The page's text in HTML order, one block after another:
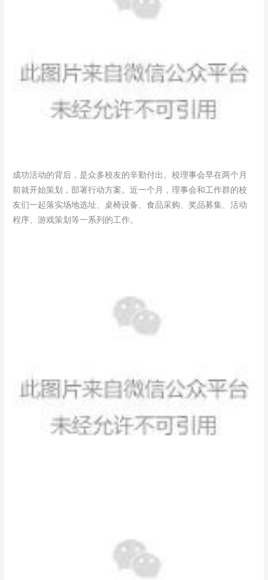
成功活动的背后，是众多校友的辛勤付出。校理事会早在两个月
前就开始策划，部署行动方案。近一个月，理事会和工作群的校
友们一起落实场地选址、桌椅设备、食品采购、奖品募集、活动
程序、游戏策划等一系列的工作。